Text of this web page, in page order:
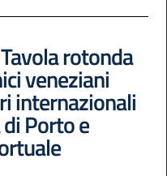
rotonda
veneziani
internazionali
Porto e